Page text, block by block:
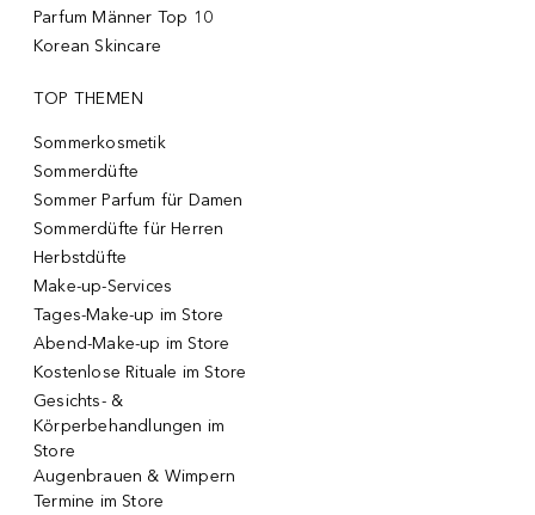
Parfum Männer Top 10
Korean Skincare
TOP THEMEN
Sommerkosmetik
Sommerdüfte
Sommer Parfum für Damen
Sommerdüfte für Herren
Herbstdüfte
Make-up-Services
Tages-Make-up im Store
Abend-Make-up im Store
Kostenlose Rituale im Store
Gesichts- &
Körperbehandlungen im
Store
Augenbrauen & Wimpern
Termine im Store